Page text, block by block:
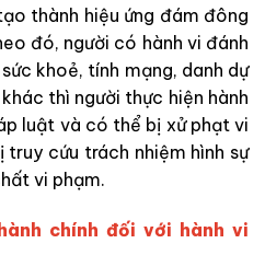
thành hiệu ứng đám đông
đó, người có hành vi đánh
khoẻ, tính mạng, danh dự
thì người thực hiện hành
luật và có thể bị xử phạt vi
truy cứu trách nhiệm hình sự
vi phạm.
chính đối với hành vi